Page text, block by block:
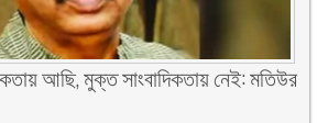
আছি, মুক্ত সাংবাদিকতায় নেই: মতিউর